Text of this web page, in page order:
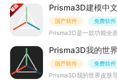
国产软件 免费软件
国产软件 免费软件